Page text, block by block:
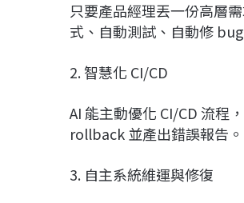
只要產品經理丟一份高層
式、自動測試、自動修
2. 智慧化 CI/CD
AI 能主動優化 CI/CD 流程
rollback 並產出錯誤報告。
3. 自主系統維運與修復